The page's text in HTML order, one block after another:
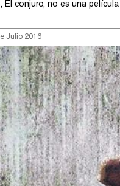
El conjuro, no es una
Julio 2016